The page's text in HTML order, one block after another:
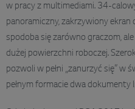
w pracy z multimediami. 34-
panoramiczny, zakrzywiony
spodoba się zarówno graczom,
dużej powierzchni roboczej.
pozwoli w pełni „zanurzyć się” w
pełnym formacie dwa dokumenty